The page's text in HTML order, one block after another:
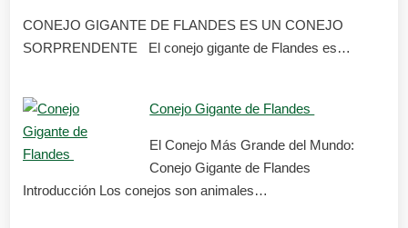
CONEJO GIGANTE DE FLANDES ES UN CONEJO
SORPRENDENTE El conejo gigante de Flandes es…
Conejo Gigante de Flandes
El Conejo Más Grande del Mundo:
Conejo Gigante de Flandes
Introducción Los conejos son animales…